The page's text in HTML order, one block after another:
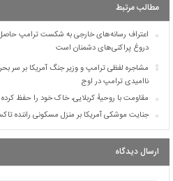
مطالب مرتبط
اعتراف رسانه‌های خارجی به شکست ترامپ حاصل
دروغ پراکنی‌های دشمنان است
مشاجره لفظی ترامپ و وزیر جنگ آمریکا بر سر
ناامیدی ترامپ در اوج
مقاومت با روحیهٔ کربلایی، خاک خود را حفظ
جنایت موشکی آمریکا بر منزل مسکونی راننده
ارسال دیدگاه